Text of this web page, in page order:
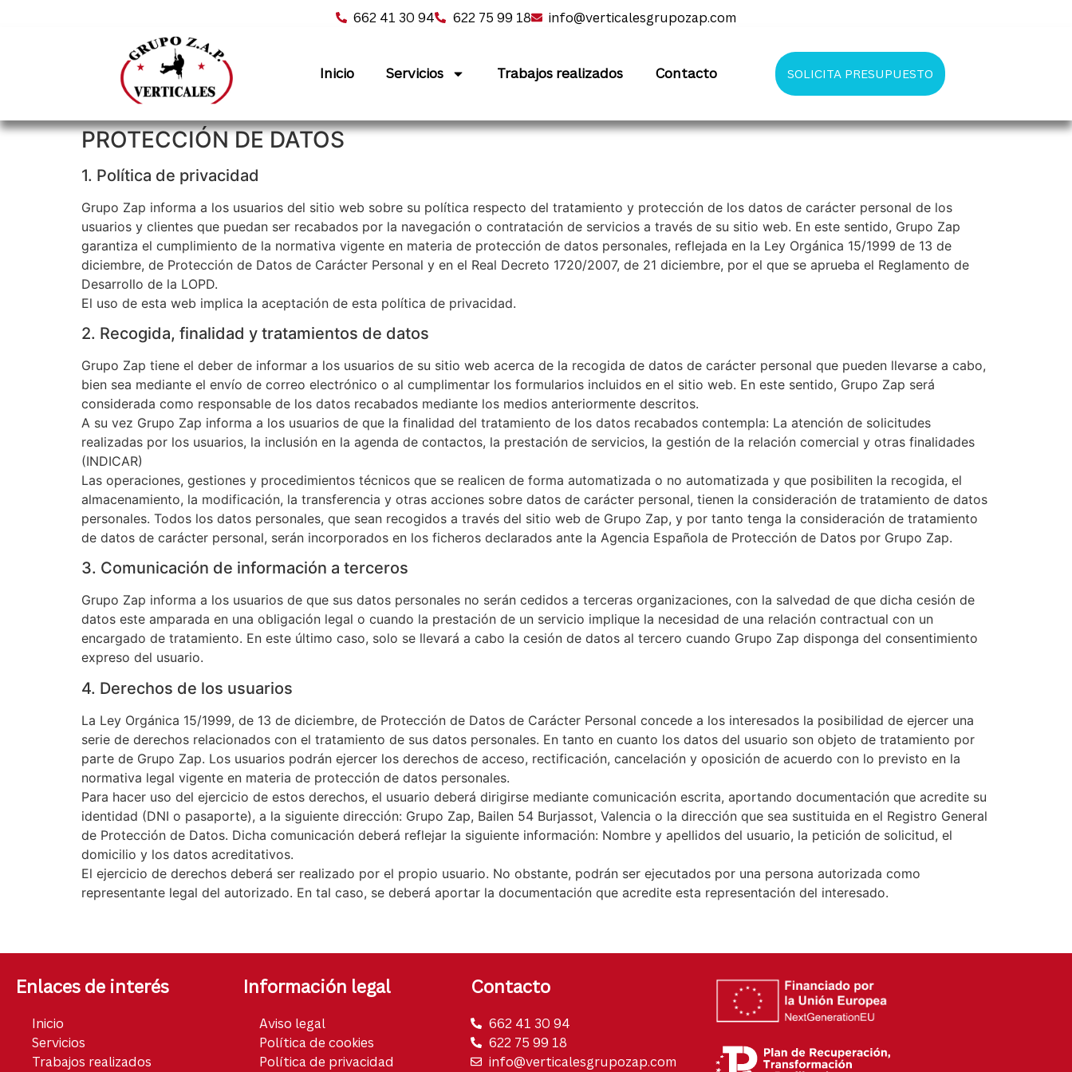
662 41 30 94 622 75 99 18 info@verticalesgrupozap.com
Inicio Servicios Trabajos realizados Contacto SOLICITA PRESUPUESTO
PROTECCIÓN DE DATOS
1. Política de privacidad
Grupo Zap informa a los usuarios del sitio web sobre su política respecto del tratamiento y protección de los datos de carácter personal de los
usuarios y clientes que puedan ser recabados por la navegación o contratación de servicios a través de su sitio web. En este sentido, Grupo Zap
garantiza el cumplimiento de la normativa vigente en materia de protección de datos personales, reflejada en la Ley Orgánica 15/1999 de 13 de
diciembre, de Protección de Datos de Carácter Personal y en el Real Decreto 1720/2007, de 21 diciembre, por el que se aprueba el Reglamento de
Desarrollo de la LOPD.
El uso de esta web implica la aceptación de esta política de privacidad.
2. Recogida, finalidad y tratamientos de datos
Grupo Zap tiene el deber de informar a los usuarios de su sitio web acerca de la recogida de datos de carácter personal que pueden llevarse a cabo,
bien sea mediante el envío de correo electrónico o al cumplimentar los formularios incluidos en el sitio web. En este sentido, Grupo Zap será
considerada como responsable de los datos recabados mediante los medios anteriormente descritos.
A su vez Grupo Zap informa a los usuarios de que la finalidad del tratamiento de los datos recabados contempla: La atención de solicitudes
realizadas por los usuarios, la inclusión en la agenda de contactos, la prestación de servicios, la gestión de la relación comercial y otras finalidades
(INDICAR)
Las operaciones, gestiones y procedimientos técnicos que se realicen de forma automatizada o no automatizada y que posibiliten la recogida, el
almacenamiento, la modificación, la transferencia y otras acciones sobre datos de carácter personal, tienen la consideración de tratamiento de datos
personales. Todos los datos personales, que sean recogidos a través del sitio web de Grupo Zap, y por tanto tenga la consideración de tratamiento
de datos de carácter personal, serán incorporados en los ficheros declarados ante la Agencia Española de Protección de Datos por Grupo Zap.
3. Comunicación de información a terceros
Grupo Zap informa a los usuarios de que sus datos personales no serán cedidos a terceras organizaciones, con la salvedad de que dicha cesión de
datos este amparada en una obligación legal o cuando la prestación de un servicio implique la necesidad de una relación contractual con un
encargado de tratamiento. En este último caso, solo se llevará a cabo la cesión de datos al tercero cuando Grupo Zap disponga del consentimiento
expreso del usuario.
4. Derechos de los usuarios
La Ley Orgánica 15/1999, de 13 de diciembre, de Protección de Datos de Carácter Personal concede a los interesados la posibilidad de ejercer una
serie de derechos relacionados con el tratamiento de sus datos personales. En tanto en cuanto los datos del usuario son objeto de tratamiento por
parte de Grupo Zap. Los usuarios podrán ejercer los derechos de acceso, rectificación, cancelación y oposición de acuerdo con lo previsto en la
normativa legal vigente en materia de protección de datos personales.
Para hacer uso del ejercicio de estos derechos, el usuario deberá dirigirse mediante comunicación escrita, aportando documentación que acredite su
identidad (DNI o pasaporte), a la siguiente dirección: Grupo Zap, Bailen 54 Burjassot, Valencia o la dirección que sea sustituida en el Registro General
de Protección de Datos. Dicha comunicación deberá reflejar la siguiente información: Nombre y apellidos del usuario, la petición de solicitud, el
domicilio y los datos acreditativos.
El ejercicio de derechos deberá ser realizado por el propio usuario. No obstante, podrán ser ejecutados por una persona autorizada como
representante legal del autorizado. En tal caso, se deberá aportar la documentación que acredite esta representación del interesado.
Enlaces de interés
Inicio
Servicios
Trabajos realizados
Información legal
Aviso legal
Política de cookies
Política de privacidad
Contacto
662 41 30 94
622 75 99 18
info@verticalesgrupozap.com